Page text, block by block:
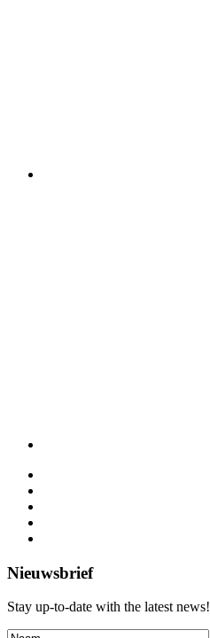
Nieuwsbrief
Stay up-to-date with the latest news!